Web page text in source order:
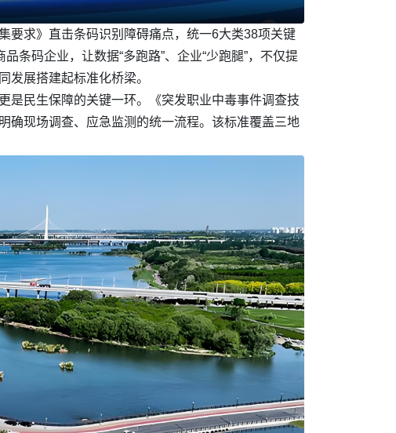
要求》直击条码识别障碍痛点，统一6大类38项关键
条码企业，让数据“多跑路”、企业“少跑腿”，不仅提
发展搭建起标准化桥梁。
是民生保障的关键一环。《突发职业中毒事件调查技
确现场调查、应急监测的统一流程。该标准覆盖三地